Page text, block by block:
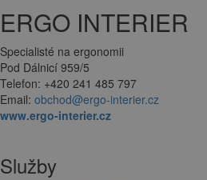
ERGO INTERIER
Specialisté na ergonomii
Pod Dálnicí 959/5
Telefon: +420 241 485 797
Email: obchod@ergo-interier.cz
www.ergo-interier.cz
Služby